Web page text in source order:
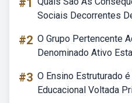
#1
Sociais Decorrentes
#2 O Grupo Pertencente
Denominado Ativo
#3 O Ensino Estruturado
Educacional Voltada